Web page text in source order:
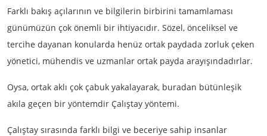
Farklı bakış açılarının ve bilgilerin birbirini tamamlaması
günümüzün çok önemli bir ihtiyacıdır. Sözel, önceliksel ve
tercihe dayanan konularda henüz ortak paydada zorluk çeken
yönetici, mühendis ve uzmanlar ortak payda arayışındadırlar.
Oysa, ortak aklı çok çabuk yakalayarak, buradan bütünleşik
akıla geçen bir yöntemdir Çalıştay yöntemi.
Çalıştay sırasında farklı bilgi ve beceriye sahip insanlar